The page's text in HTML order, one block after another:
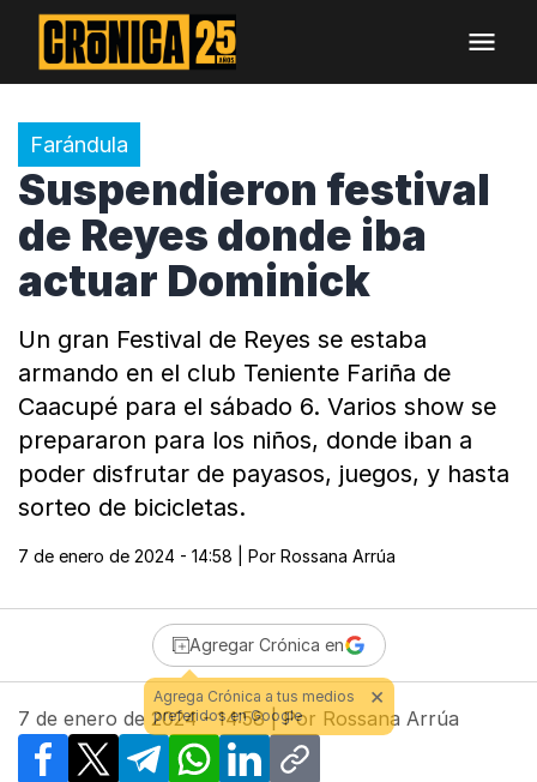
Farándula
Suspendieron festival
de Reyes donde iba
actuar Dominick
Un gran Festival de Reyes se estaba
armando en el club Teniente Fariña de
Caacupé para el sábado 6. Varios show se
prepararon para los niños, donde iban a
poder disfrutar de payasos, juegos, y hasta
sorteo de bicicletas.
7 de enero de 2024 - 14:58 | Por Rossana Arrúa
Agregar Crónica en
7 de enero de 2024 - 14:58| Por Rossana Arrúa
Facebook
X TelegramWhatsApp
LinkedInCopy link